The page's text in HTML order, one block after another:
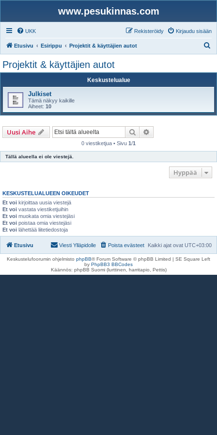
www.pesukinnas.com
UKK Kirjaudu sisään
Rekisteröidy
Etusivu Esirippu Projektit & käyttäjien autot
Projektit & käyttäjien autot
Keskustelualue
Julkiset
Tämä näkyy kaikille
Aiheet: 10
Uusi Aihe Etsi
0 viestiketjua • Sivu 1/1
Tällä alueella ei ole viestejä.
Hyppää
KESKUSTELUALUEEN OIKEUDET
Et voi kirjoittaa uusia viestejä
Et voi vastata viestiketjuihin
Et voi muokata omia viestejäsi
Et voi poistaa omia viestejäsi
Et voi lähettää liitetiedostoja
Etusivu Kaikki ajat ovat UTC+03:00
Poista evästeet
Viesti Ylläpidolle
Keskustelufoorumin ohjelmisto phpBB® Forum Software © phpBB Limited | SE Square Left
by PhpBB3 BBCodes
Käännös: phpBB Suomi (lurttinen, harritapio, Pettis)